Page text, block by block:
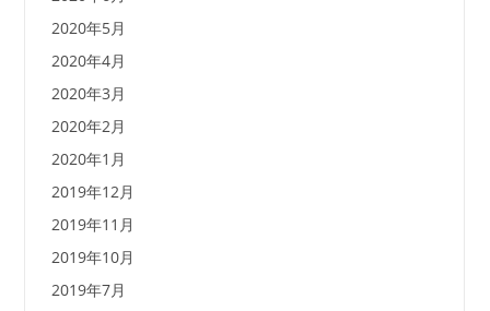
2020年5月
2020年4月
2020年3月
2020年2月
2020年1月
2019年12月
2019年11月
2019年10月
2019年7月